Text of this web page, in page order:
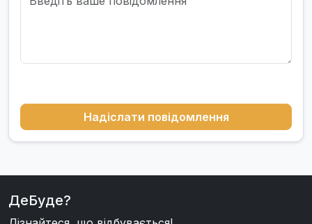
Надіслати повідомлення
ДеБуде?